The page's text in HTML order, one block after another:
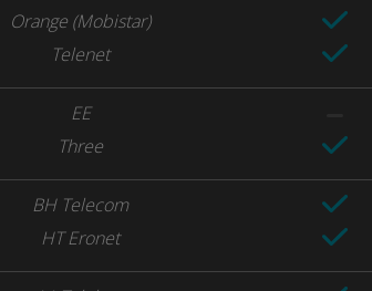
Orange (Mobistar)
Telenet
EE
Three
BH Telecom
HT Eronet